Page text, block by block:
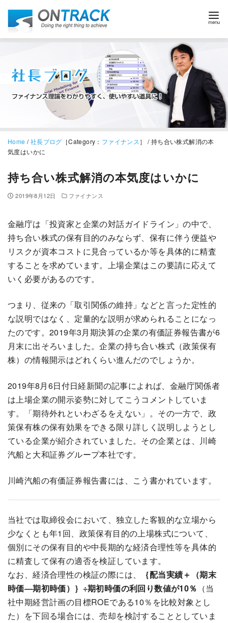
Home /社長ブログ ［Category： ファイナンス ］ / 持ち合い株式解消の本
気度はいかに
持ち合い株式解消の本気度はいかに
2019年8月12日 ファイナンス
金融庁は「投資家と企業の対話ガイドライン」の中で、
持ち合い株式の保有目的のみならず、保有に伴う便益や
リスクが資本コストに見合っているか等を具体的に精査
することを求めています。上場企業はこの要請に応えて
いく必要があるのです。
つまり、従来の「取引関係の維持」などと言った定性的
な説明ではなく、定量的な説明が求められることになっ
たのです。2019年3月期決算の企業の有価証券報告書が6
月末に出そろいました。企業の持ち合い株式（政策保有
株）の情報開示はどれくらい進んだのでしょうか。
2019年8月6日付日経新聞の記事によれば、金融庁関係者
は上場企業の開示姿勢に対してこうコメントしていま
す。「期待外れといわざるをえない」。その一方で、政
策保有株の保有効果をできる限り詳しく説明しようとし
ている企業が紹介されていました。その企業とは、川崎
汽船と大和証券グループ本社です。
川崎汽船の有価証券報告書には、こう書かれています。
当社では取締役会において、独立した客観的な立場から
少なくとも年1回、政策保有目的の上場株式について、
個別にその保有目的や中長期的な経済合理性等を具体的
に精査して保有の適否を検証しています。
なお、経済合理性の検証の際には、
｛配当実績＋（期末
時価―期初時価）｝÷期初時価の利回り数値が10％ （当
社中期経営計画の目標ROEである10％を比較対象とし
た）を下回る場合には、売却を検討することとしていま